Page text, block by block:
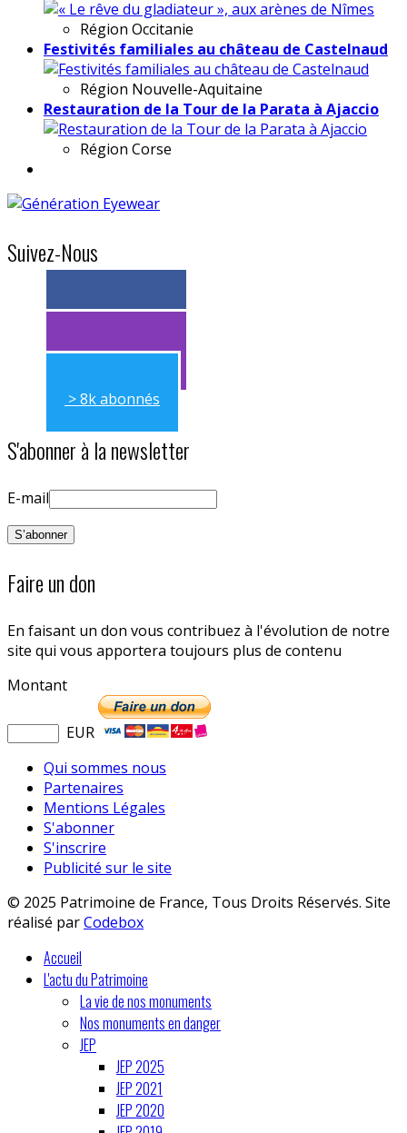
Région Occitanie
Festivités familiales au château de Castelnaud
Région Nouvelle-Aquitaine
Restauration de la Tour de la Parata à Ajaccio
Région Corse
Suivez-Nous
> 11k abonnés
> 11k abonnés
> 8k abonnés
S'abonner à la newsletter
E-mail
Faire un don
En faisant un don vous contribuez à l'évolution de notre
site qui vous apportera toujours plus de contenu
Montant
EUR
Qui sommes nous
Partenaires
Mentions Légales
S'abonner
S'inscrire
Publicité sur le site
© 2025 Patrimoine de France, Tous Droits Réservés. Site
réalisé parCodebox
Accueil
L'actu du Patrimoine
La vie de nos monuments
Nos monuments en danger
JEP
JEP 2025
JEP 2021
JEP 2020